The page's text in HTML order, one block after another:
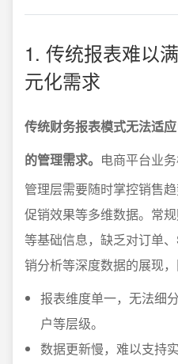
1. 传统报表难以
元化需求
传统财务报表模式无法适
的管理需求。 电商平台业
管理层需要随时掌控销售
促销效果等多维数据。常
等基础信息，缺乏对订单
销分析等深度数据的展现
报表维度单一，无法细
户等层级。
数据更新慢，难以支持